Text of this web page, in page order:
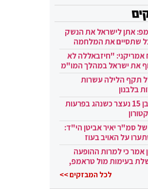
אתן לישראל את הנשק
שתסיים את המלחמה
אמריקני: "חיזבאללה לא
את ישראל במהלך המו"מ
תקף הלילה עשרות
בלבנון
נער בן 15 נעצר כשנהג בפרעות
סמ"ר יאיר אביטן הי"ד:
על האויב בעוז
אמר כי למרות ההופעה
בעימות מול טראמפ,
לכל המבזקים >>